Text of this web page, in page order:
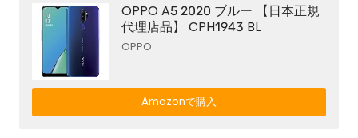
OPPO A5 2020 ブルー 【日本正規
代理店品】 CPH1943 BL
OPPO
Amazonで購入